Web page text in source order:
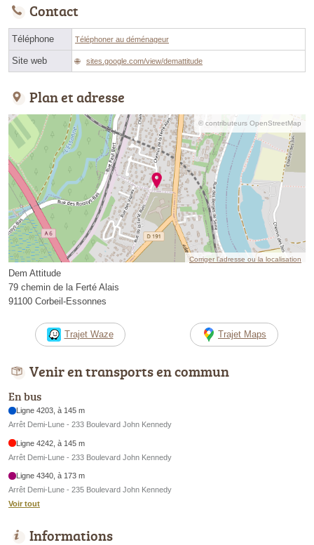
Contact
Téléphone Téléphoner au déménageur
Site web sites.google.com/view/demattitude
Plan et adresse
© contributeurs OpenStreetMap
Corriger l’adresse ou la localisation
Dem Attitude
79 chemin de la Ferté Alais
91100 Corbeil-Essonnes
Trajet Waze Trajet Maps
Venir en transports en commun
En bus
Ligne 4203, à 145 m
Arrêt Demi-Lune - 233 Boulevard John Kennedy
Ligne 4242, à 145 m
Arrêt Demi-Lune - 233 Boulevard John Kennedy
Ligne 4340, à 173 m
Arrêt Demi-Lune - 235 Boulevard John Kennedy
Voir tout
Informations